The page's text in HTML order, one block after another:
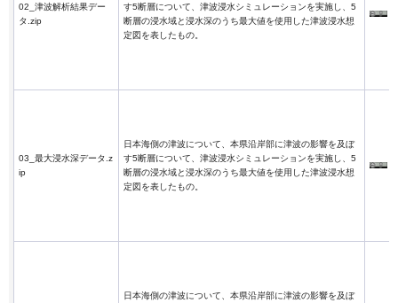
02_津波解析結果デー
タ.zip
す5断層について、津波浸水シミュレーションを実施し、5
断層の浸水域と浸水深のうち最大値を使用した津波浸水想
定図を表したもの。
03_最大浸水深データ.z
ip
日本海側の津波について、本県沿岸部に津波の影響を及ぼ
す5断層について、津波浸水シミュレーションを実施し、5
断層の浸水域と浸水深のうち最大値を使用した津波浸水想
定図を表したもの。
日本海側の津波について、本県沿岸部に津波の影響を及ぼ